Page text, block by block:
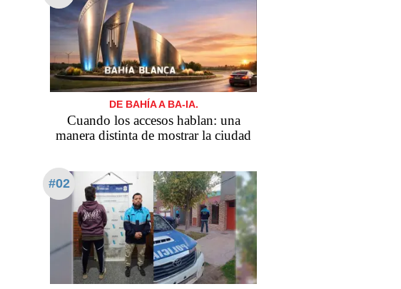
DE BAHÍA A BA-IA.
Cuando los accesos hablan: una
manera distinta de mostrar la ciudad
#02